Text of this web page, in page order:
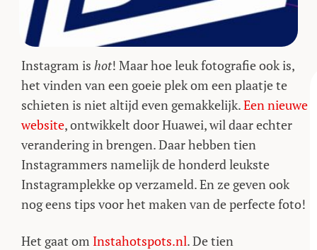
Instagram is hot! Maar hoe leuk fotografie ook is,
het vinden van een goeie plek om een plaatje te
schieten is niet altijd even gemakkelijk.Een nieuwe
website, ontwikkelt door Huawei, wil daar echter
verandering in brengen. Daar hebben tien
Instagrammers namelijk de honderd leukste
Instagramplekke op verzameld. En ze geven ook
nog eens tips voor het maken van de perfecte foto!
Het gaat om Instahotspots.nl. De tien